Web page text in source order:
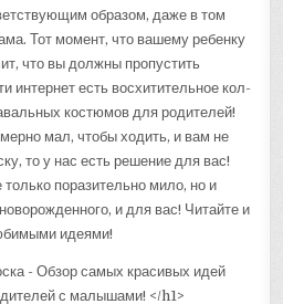
образом, даже в том
Тот момент, что вашему ребенку
что вы должны пропустить
есть восхитительное кол-
костюмов для родителей!
мал, чтобы ходить, и вам не
то у нас есть решение для вас!
поразительно мило, но и
и для вас! Читайте и
идеями!